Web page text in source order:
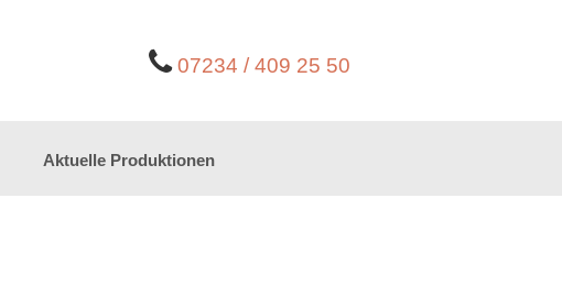
07234 / 409 25 50
Aktuelle Produktionen